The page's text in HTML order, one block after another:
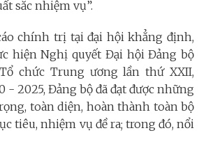
sắc nhiệm vụ”.
chính trị tại đại hội khẳng định,
hiện Nghị quyết Đại hội Đảng bộ
chức Trung ương lần thứ XXII,
- 2025, Đảng bộ đã đạt được những
toàn diện, hoàn thành toàn bộ
tiêu, nhiệm vụ đề ra; trong đó, nổi